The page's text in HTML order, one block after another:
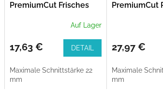
PremiumCut Frisches
Schneiddurchmesser
Auf Lager
17,63 € DETAIL
Maximale Schnittstärke 22
mm
PremiumCut
27,97 €
Maximale
mm